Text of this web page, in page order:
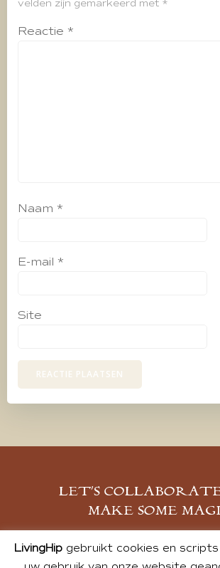
velden zijn gemarkeerd met *
Reactie *
Naam *
E-mail *
Site
LET’S
MAKE SOME
MELD JE AAN
LivingHipgebruikt cookies en scripts